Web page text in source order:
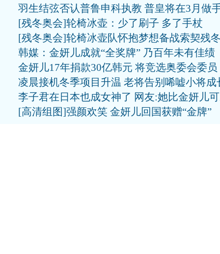
羽生结弦否认普鲁申科执教 普皇将在3月做
[残冬奥会]轮椅冰壶：少了刷子 多了手杖
[残冬奥会]轮椅冰壶队怀抱梦想备战索契残
韩媒：金妍儿成就“全奖牌” 乃百年未有佳绩
金妍儿17年捐款30亿韩元 将竞选奥委会委员
凌晨接机冬季项目升温 老将告别唏嘘小将成
李子君在日本也成女神了 网友:她比金妍儿
[高清组图]强颜欢笑 金妍儿回国获赠“金牌”